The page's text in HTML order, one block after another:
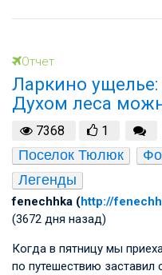
Отчет
Ларкино
Духом леса
7368 1
Поселок Тюлюк
Легенды
fenechhka (http://
(3672 дня назад)
Когда в пятницу мы
по путешествию заставил